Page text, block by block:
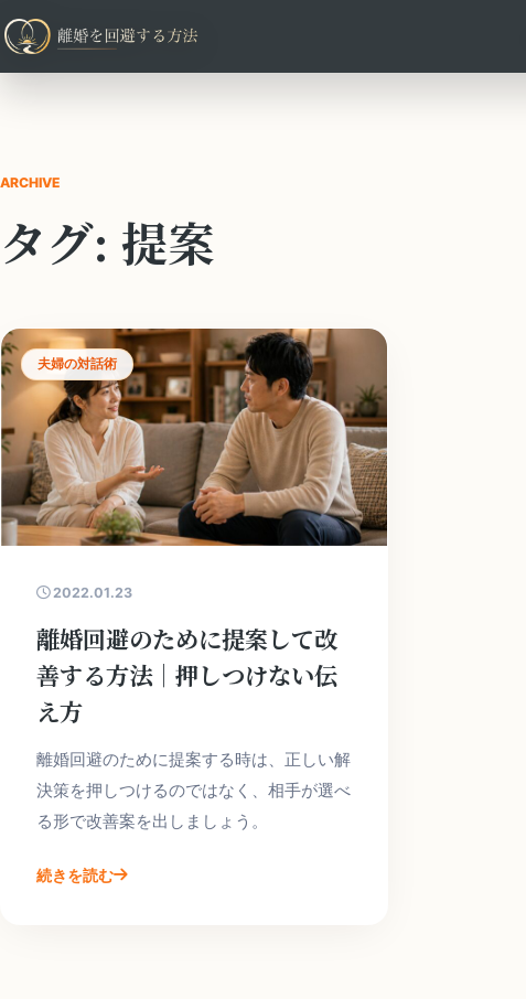
ARCHIVE
タグ: 提案
夫婦の対話術
2022.01.23
離婚回避のために提案して改
善する方法｜押しつけない伝
え方
離婚回避のために提案する時は、正しい解
決策を押しつけるのではなく、相手が選べ
る形で改善案を出しましょう。
続きを読む